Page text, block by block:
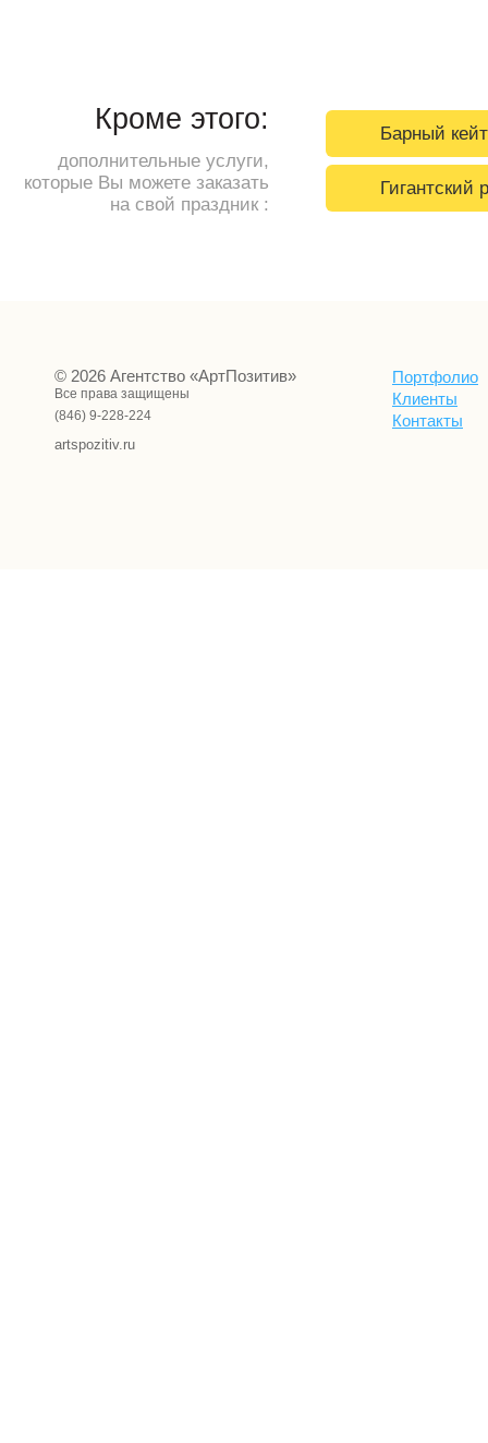
Кроме этого:
дополнительные услуги,
которые Вы можете заказать
на свой праздник :
Барный
Гигантский
© 2026 Агентство «АртПозитив»
Все права защищены
(846) 9-228-224
artspozitiv.ru
Портфолио
Клиенты
Контакты